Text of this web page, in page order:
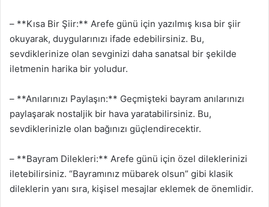
– **Kısa Bir Şiir:** Arefe günü için yazılmış kısa bir şiir
okuyarak, duygularınızı ifade edebilirsiniz. Bu,
sevdiklerinize olan sevginizi daha sanatsal bir şekilde
iletmenin harika bir yoludur.
– **Anılarınızı Paylaşın:** Geçmişteki bayram anılarınızı
paylaşarak nostaljik bir hava yaratabilirsiniz. Bu,
sevdiklerinizle olan bağınızı güçlendirecektir.
– **Bayram Dilekleri:** Arefe günü için özel dileklerinizi
iletebilirsiniz. “Bayramınız mübarek olsun” gibi klasik
dileklerin yanı sıra, kişisel mesajlar eklemek de önemlidir.